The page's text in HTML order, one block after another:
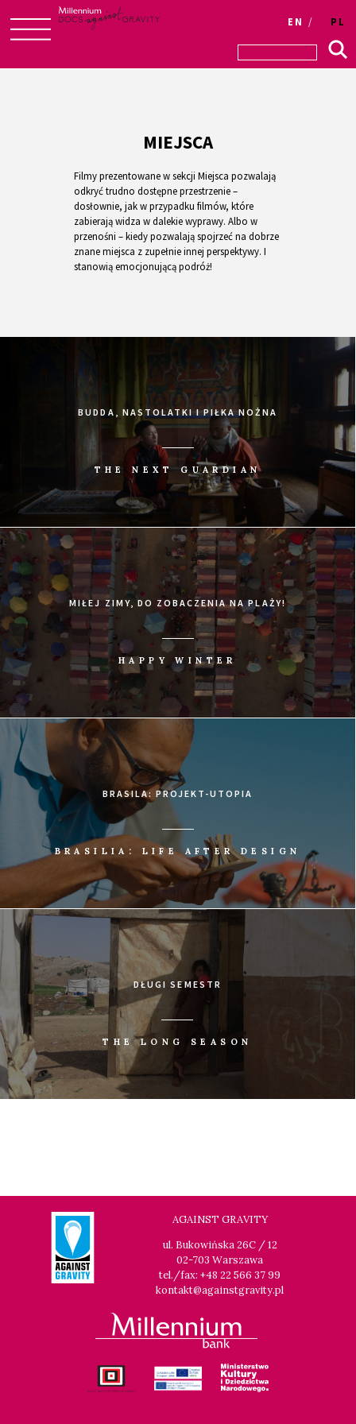
to
EN PL
MIEJSCA
Filmy prezentowane w sekcji Miejsca pozwalają
odkryć trudno dostępne przestrzenie –
dosłownie, jak w przypadku filmów, które
zabierają widza w dalekie wyprawy. Albo w
przenośni – kiedy pozwalają spojrzeć na dobrze
znane miejsca z zupełnie innej perspektywy. I
stanowią emocjonującą podróż!
BUDDA, NASTOLATKI I PIŁKA NOŻNA
THE NEXT GUARDIAN
MIŁEJ ZIMY, DO ZOBACZENIA NA PLAŻY!
HAPPY WINTER
BRASILA: PROJEKT-UTOPIA
BRASILIA: LIFE AFTER DESIGN
DŁUGI SEMESTR
THE LONG SEASON
AGAINST GRAVITY
ul. Bukowińska 26C / 12
02-703 Warszawa
tel./fax: +48 22 566 37 99
kontakt@againstgravity.pl